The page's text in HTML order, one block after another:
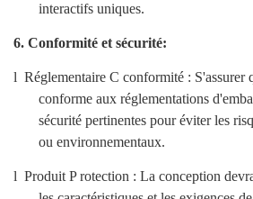
interactifs uniques.
6. Conformité et sécurité:
l Réglementaire C conformité : S'assurer
conforme aux réglementations
sécurité pertinentes pour éviter les
ou environnementaux.
l Produit Protection : La conception